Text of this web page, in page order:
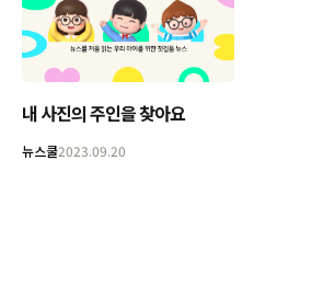
내 사진의 주인을 찾아요
뉴스쿨2023.09.20